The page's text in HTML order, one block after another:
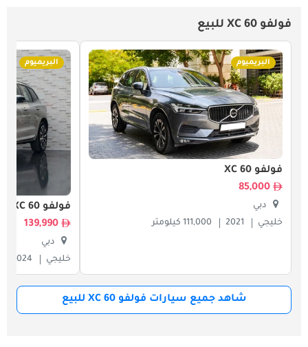
فولفو XC 60 للبيع
البريميوم
فولفو XC 60
85,000
دبي
خليجي
2021 111,000 كيلومتر
البريميوم
فولفو XC 60
139,990
دبي
خليجي
2024
شاهد جميع سيارات فولفو XC 60 للبيع